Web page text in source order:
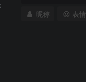
昵称 表情